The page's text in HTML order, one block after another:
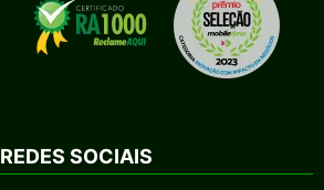
REDES SOCIAIS